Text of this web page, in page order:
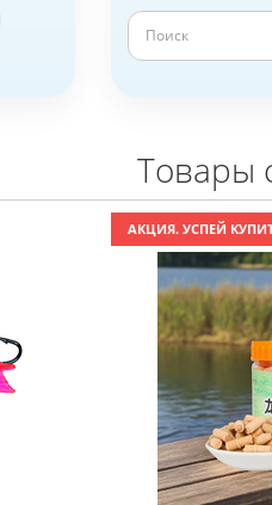
Товары
АКЦИЯ. УСПЕЙ